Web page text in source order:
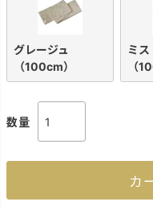
グレージュ
（100cm）
ミ
（
カ